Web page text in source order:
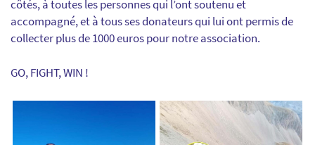
côtés, à toutes les personnes qui l’ont soutenu et
accompagné, et à tous ses donateurs qui lui ont permis de
collecter plus de 1000 euros pour notre association.
GO, FIGHT, WIN !